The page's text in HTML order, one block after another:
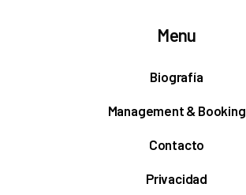
Menu
Biografía
Management & Booking
Contacto
Privacidad